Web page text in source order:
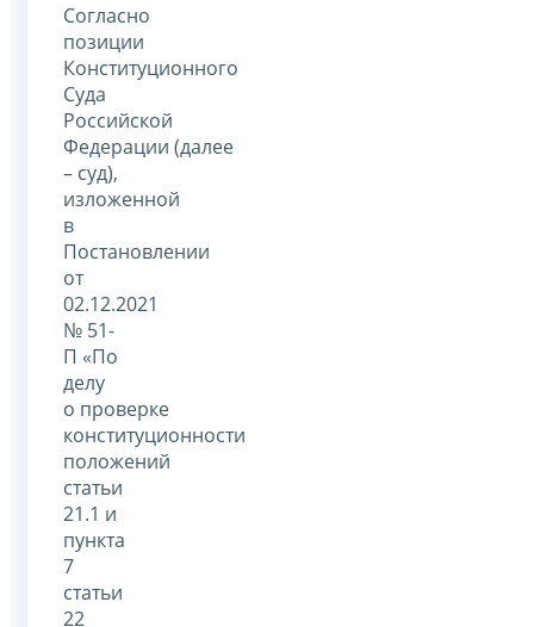
Согласно
позиции
Конституционного
Суда
Российской
Федерации (далее
– суд),
изложенной
в
Постановлении
от
02.12.2021
№ 51-
П «По
делу
о проверке
конституционности
положений
статьи
21.1 и
пункта
7
статьи
22